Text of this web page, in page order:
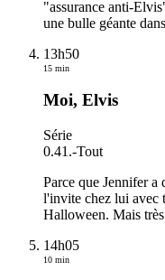
"assurance anti-
une bulle géante
13h50
15 min
Moi, Elvis
Série
0.41.-Tout
Parce que Jennifer
l'invite chez lui avec
Halloween. Mais
14h05
10 min